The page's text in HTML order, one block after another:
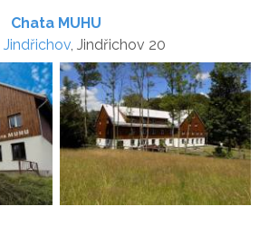
Chata MUHU
Jindřichov , Jindřichov 20